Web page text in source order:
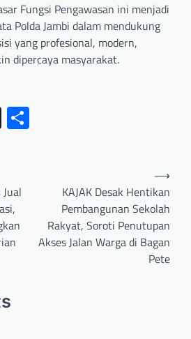
Fungsi Pengawasan ini menjadi
Polda Jambi dalam mendukung
yang profesional, modern,
dipercaya masyarakat.
X
KAJAK Desak Hentikan
Pembangunan Sekolah
Rakyat, Soroti Penutupan
Akses Jalan Warga di Bagan
Pete
⟶